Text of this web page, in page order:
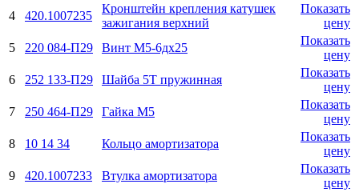
4
420.1007235
Кронштейн крепления катушек
зажигания верхний
Показать
цену
5
220 084-П29 Винт М5-6дх25
Показать
цену
6
252 133-П29 Шайба 5Т пружинная
Показать
цену
7
250 464-П29 Гайка М5
Показать
цену
8
10 14 34 Кольцо амортизатора
Показать
цену
9
420.1007233 Втулка амортизатора
Показать
цену